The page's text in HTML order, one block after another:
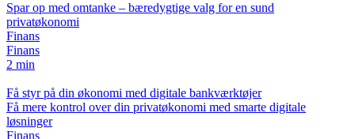
Spar op med omtanke – bæredygtige valg for en sund
privatøkonomi
Finans
Finans
2 min
Få styr på din økonomi med digitale bankværktøjer
Få mere kontrol over din privatøkonomi med smarte digitale
løsninger
Finans